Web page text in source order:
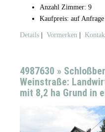
Anzahl Zimmer: 9
Kaufpreis: auf Anfrage
Details | Vormerken |
4987630 »
Weinstraße:
mit 8,2 ha Grund in